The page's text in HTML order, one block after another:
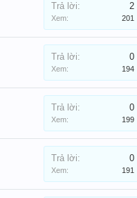
Trả lời: 2
Xem: 201
Trả lời: 0
Xem: 194
Trả lời: 0
Xem: 199
Trả lời: 0
Xem: 191